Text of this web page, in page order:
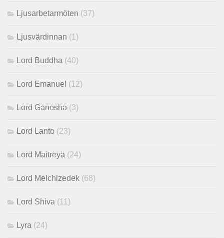
Ljusarbetarmöten (37)
Ljusvärdinnan (1)
Lord Buddha (40)
Lord Emanuel (12)
Lord Ganesha (3)
Lord Lanto (23)
Lord Maitreya (24)
Lord Melchizedek (68)
Lord Shiva (11)
Lyra (24)